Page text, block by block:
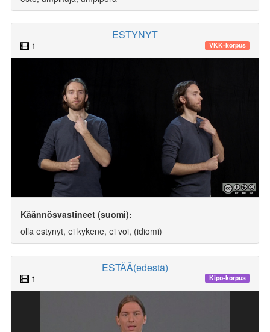
ESTYNYT
1 VKK-korpus
Käännösvastineet (suomi):
olla estynyt, ei kykene, ei voi, (idiomi)
ESTÄÄ(edestä)
1 Kipo-korpus